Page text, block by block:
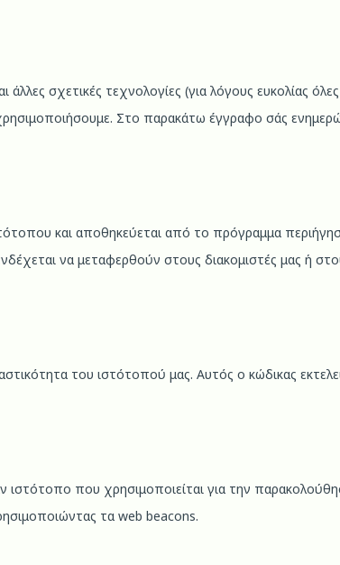
σχετικές τεχνολογίες (για λόγους ευκολίας
Στο παρακάτω έγγραφο σάς
και αποθηκεύεται από το πρόγραμμα
να μεταφερθούν στους διακομιστές μας ή
του ιστότοπού μας. Αυτός ο κώδικας
ιστότοπο που χρησιμοποιείται για την
τα web beacons.